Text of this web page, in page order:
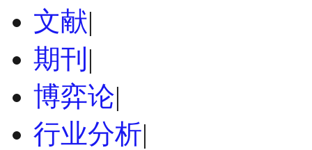
文献|
期刊 |
博弈论|
行业分析|